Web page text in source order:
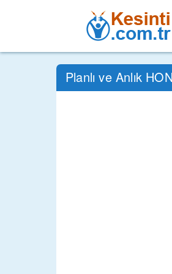
Planlı ve Anlık